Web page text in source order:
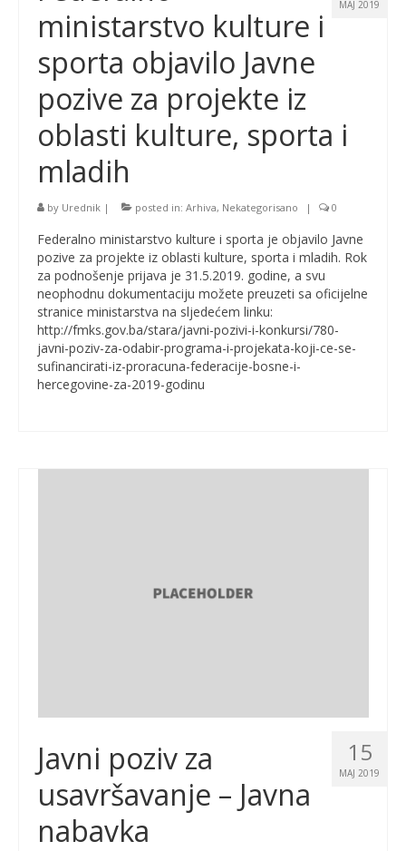
MAJ 2019
ministarstvo kulture i
sporta objavilo Javne
pozive za projekte iz
oblasti kulture, sporta i
mladih
by Urednik | posted in: Arhiva, Nekategorisano | 0
Federalno ministarstvo kulture i sporta je objavilo Javne
pozive za projekte iz oblasti kulture, sporta i mladih. Rok
za podnošenje prijava je 31.5.2019. godine, a svu
neophodnu dokumentaciju možete preuzeti sa oficijelne
stranice ministarstva na sljedećem linku:
http://fmks.gov.ba/stara/javni-pozivi-i-konkursi/780-
javni-poziv-za-odabir-programa-i-projekata-koji-ce-se-
sufinancirati-iz-proracuna-federacije-bosne-i-
hercegovine-za-2019-godinu
15
MAJ 2019
Javni poziv za
usavršavanje – Javna
nabavka